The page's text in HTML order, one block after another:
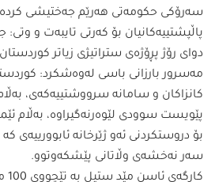
سەرۆكی حكومەتی هەرێم جەختیشی
پاڵپشتییەكانیان بۆ كەرتی تایبەت و وتی:
دوای رۆژ پڕۆژەی ستراتیژی زیاتر
مەسرور بارزانی باسی لەوەشكرد:
كانزاكان و سامانە سرووشتییەكەی،
پێویست سوودی لێوەرنەگیراوە، بەڵام
بۆ دروستكردنی ئەو ژێرخانە ئابوورییەی
سەر نەخشەی وڵاتانی پێشكەوتوو.